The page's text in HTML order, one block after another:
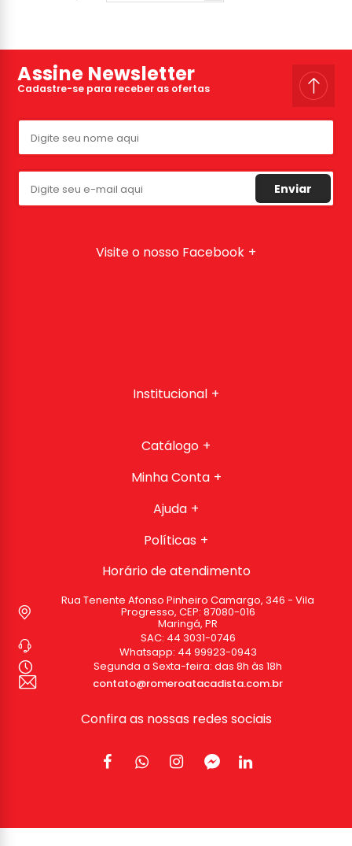
Assine Newsletter
Cadastre-se para receber as ofertas
Enviar
Visite o nosso Facebook
Institucional
Catálogo
Minha Conta
Ajuda
Políticas
Horário de atendimento
Rua Tenente Afonso Pinheiro Camargo, 346 - Vila
Progresso, CEP: 87080-016
Maringá, PR
SAC: 44 3031-0746
Whatsapp: 44 99923-0943
Segunda a Sexta-feira: das 8h às 18h
contato@romeroatacadista.com.br
Confira as nossas redes sociais